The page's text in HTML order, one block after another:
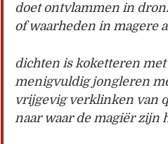
doet ontvlammen in
of waarheden in magere
dichten is koketteren
menigvuldig jongleren
vrijgevig verklinken van
naar waar de magiër zijn